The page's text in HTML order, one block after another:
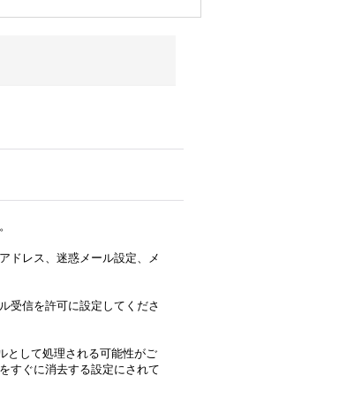
ドレス、迷惑メール設定、メ
受信を許可に設定してくださ
として処理される可能性がご
すぐに消去する設定にされて